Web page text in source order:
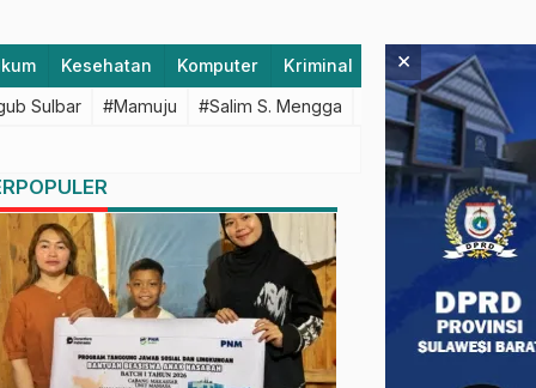
Kesehatan Komputer Kriminal Lifestyle
Sulbar #Mamuju #Salim S. Mengga #featured #Polda
×